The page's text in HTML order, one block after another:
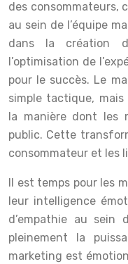
des consommateurs,
au sein de l’équipe
dans la création
l’optimisation de
pour le succès. Le
simple tactique,
la manière dont les
public. Cette
consommateur et les
Il est temps pour les
leur intelligence
d’empathie au sein
pleinement la
marketing est